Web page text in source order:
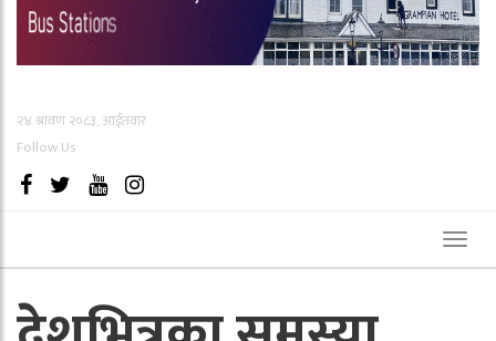
२४ श्रावण २०८३, आईतवार
Follow Us